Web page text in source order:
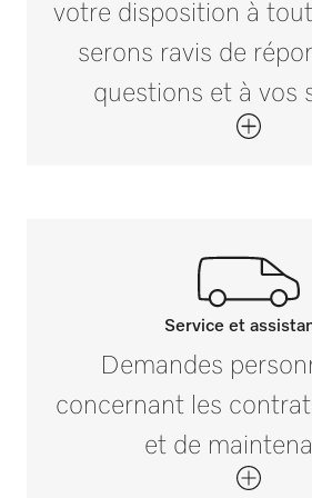
i
Dimension extérieure,
Poids brut en kg
votre disposition à
serons ravis de
questions et à vos
Contactez-
Si vous avez des questions
plus d’informations,
contacter au 01 49 39
Service et
Demandes
concernant les
et de